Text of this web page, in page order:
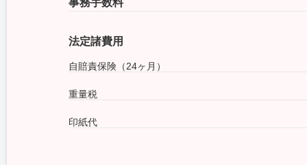
事務手数料
法定諸費用
自賠責保険（24ヶ月）
重量税
印紙代